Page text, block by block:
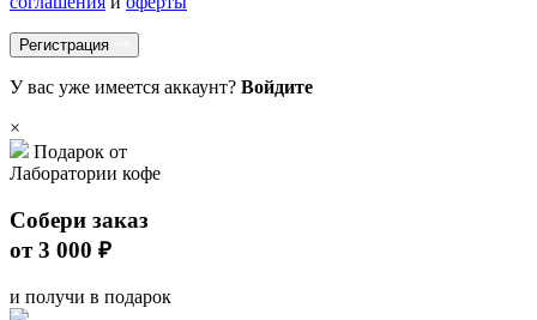
Регистрация
У вас уже имеется аккаунт? Войдите
×
Подарок от
Лаборатории кофе
Собери заказ
от 3 000 ₽
и получи в подарок